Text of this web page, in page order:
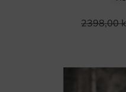
2398,00